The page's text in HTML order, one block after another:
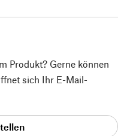
Produkt? Gerne können
sich Ihr E-Mail-